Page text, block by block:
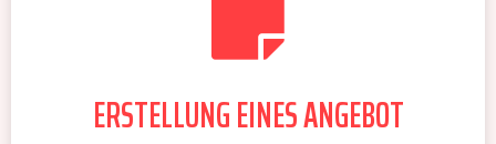
ERSTELLUNG EINES ANGEBOT